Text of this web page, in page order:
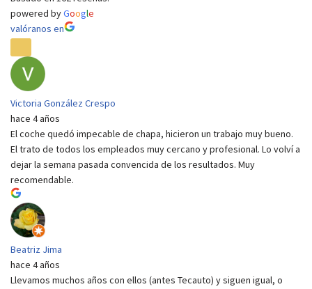
powered byGoogle
valóranos en
Victoria González Crespo
hace 4 años
El coche quedó impecable de chapa, hicieron un trabajo muy bueno.
El trato de todos los empleados muy cercano y profesional. Lo volví a
dejar la semana pasada convencida de los resultados. Muy
recomendable.
Beatriz Jima
hace 4 años
Llevamos muchos años con ellos (antes Tecauto) y siguen igual, o